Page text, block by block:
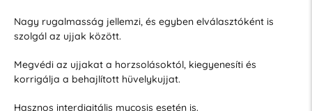
Nagy rugalmasság jellemzi, és egyben elválasztóként is
szolgál az ujjak között.
Megvédi az ujjakat a horzsolásoktól, kiegyenesíti és
korrigálja a behajlított hüvelykujjat.
Hasznos interdigitális mycosis esetén is.